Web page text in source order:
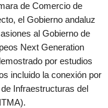
de Comercio de
el Gobierno andaluz
al Gobierno de
Next Generation
por estudios
incluido la conexión por
Infraestructuras del